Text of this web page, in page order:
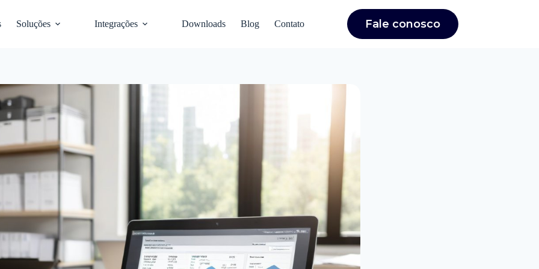
Soluções Integrações Downloads Blog Contato Fale conosco